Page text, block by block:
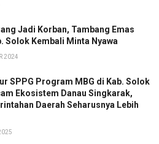
Jadi Korban, Tambang Emas
Solok Kembali Minta Nyawa
2024
SPPG Program MBG di Kab. Solok
Ekosistem Danau Singkarak,
Daerah Seharusnya Lebih